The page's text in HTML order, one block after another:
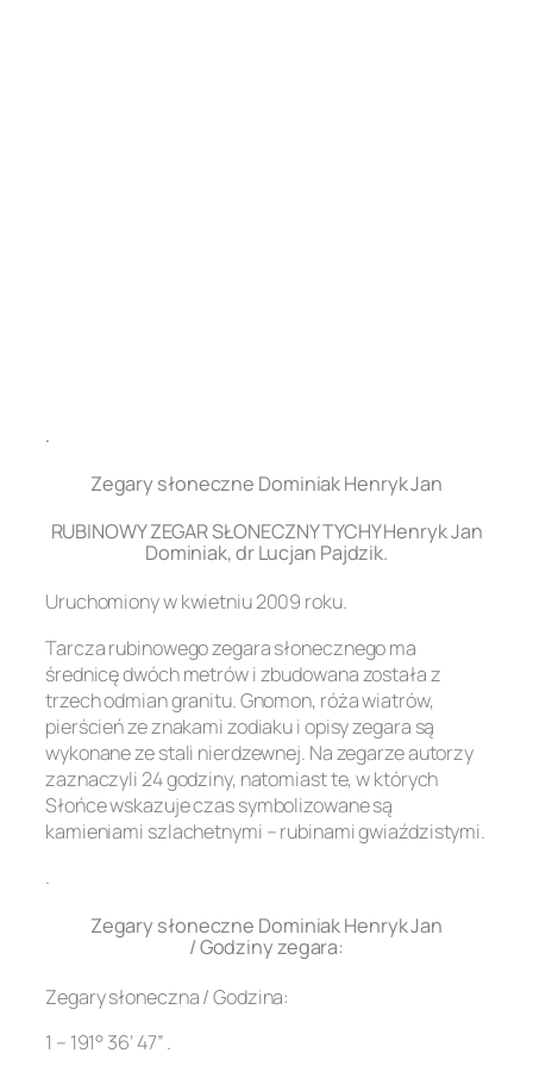
.
Zegary słoneczne Dominiak Henryk Jan
RUBINOWY ZEGAR SŁONECZNY TYCHY Henryk Jan
Dominiak, dr Lucjan Pajdzik.
Uruchomiony w kwietniu 2009 roku.
Tarcza rubinowego zegara słonecznego ma
średnicę dwóch metrów i zbudowana została z
trzech odmian granitu. Gnomon, róża wiatrów,
pierścień ze znakami zodiaku i opisy zegara są
wykonane ze stali nierdzewnej. Na zegarze autorzy
zaznaczyli 24 godziny, natomiast te, w których
Słońce wskazuje czas symbolizowane są
kamieniami szlachetnymi – rubinami gwiaździstymi.
.
Zegary słoneczne Dominiak Henryk Jan
/ Godziny zegara:
Zegary słoneczna / Godzina:
1 – 191° 36’ 47” .